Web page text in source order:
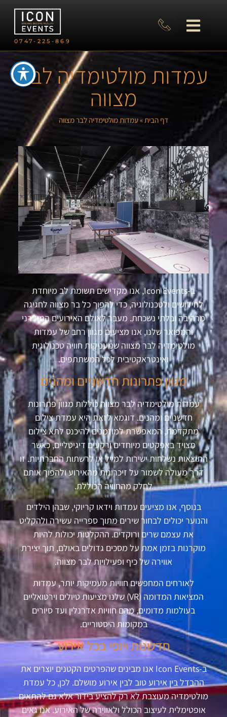
0747-225-869
עמדות מולטימדיה לבר
מצווה
דף הבית»עמדות מולטימדיה לבר מצווה
ב-Icon Events, אנו מקדישים תשומת לב מיוחדת
לחידושים ולטכנולוגיה, כדי להפוך כל בר מצווה לחגיגה
מרהיבה ובלתי נשכחת. מעבר לאולם האירועים המודרני
והמפואר שלנו, אנו מציעים מגוון רחב של עמדות
מולטימדיה לבר מצווה שמעניקות חוויה טכנולוגית
ואינטראקטיבית לכל המשתתפים.
מגוון פתרונות חדשניים ומהנים
עמדות מולטימדיה לבר מצווה כוללות מגוון פתרונות
חדשניים ומהנים. דוגמא לזאת היא עמדת צילום
מתקדמת, המאפשרת למוזמנים להיכנס לתא צילום
מצויד באפקטים מיוחדים ורקעים דיגיטליים, כאשר
התוצאות נשלחות ישירות למייל או לרשתות החברתיות. זו
דרך מעולה לשמור על זיכרונות מהאירוע ולהפוך אותם
לחלק מהחוויה הכוללת.
בנוסף, אנו מציעים עמדות וידאו קריוקי, שבהן הילדים
והנוער יכולים לבחור שירים מתוך ספרייה עשירה ולהקליט
את עצמם שרים ורוקדים. ההקלטות יכולות להיות
מוקרנות בזמן אמת על מסכים גדולים באולם, תוך יצירת
אווירה של כיף ופעילויות לבר מצווה.
לאורחים המחפשים חוויות מעמיקות יותר, עמדות
המציאות המדומה (VR) שלנו מציעות טיולים וירטואליים
בעולמות מדומים, מהם חוויות אדרנלין ועד סיורים
במקומות היסטוריים.
חדשנות ויופי בכל אירוע
ב-Icon Events אנו מבינים שהפרטים הקטנים יוצרים את
ההבדל בין אירוע טוב לבין אירוע מושלם. לכן, כל עמדת
מולטימדיה מעוצבת לא רק להציע בידור אלא גם להתאים
אופטימלית לעיצוב הכולל ולאווירה של האירוע. אנו גאים